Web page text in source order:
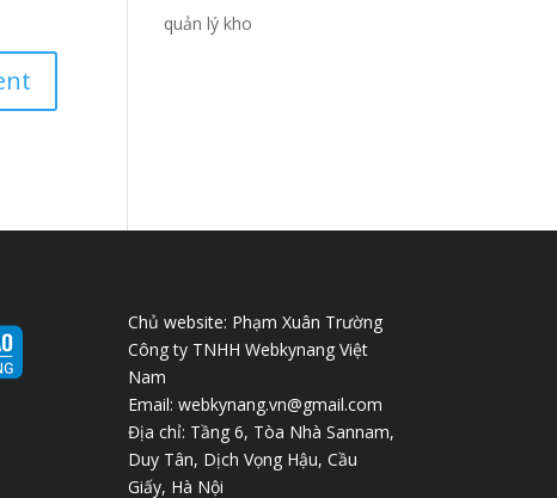
quản lý kho
Chủ website: Phạm Xuân Trường
Công ty TNHH Webkynang Việt
Nam
Email: webkynang.vn@gmail.com
Địa chỉ: Tầng 6, Tòa Nhà Sannam,
Duy Tân, Dịch Vọng Hậu, Cầu
Giấy, Hà Nội